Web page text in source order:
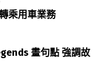
乘用車業務
畫句點 強調故